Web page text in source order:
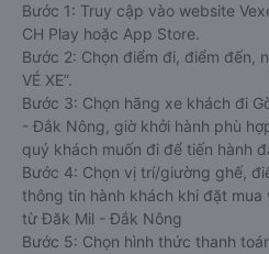
Bước 1: Truy cập vào website
CH Play hoặc App Store.
Bước 2: Chọn điểm đi, điểm đến,
VÉ XE”.
Bước 3: Chọn hãng xe khách đi
- Đắk Nông, giờ khởi hành phù
quý khách muốn đi để tiến hành
Bước 4: Chọn vị trí/giường ghế,
thông tin hành khách khi đặt mua
từ Đăk Mil - Đắk Nông
Bước 5: Chọn hình thức thanh